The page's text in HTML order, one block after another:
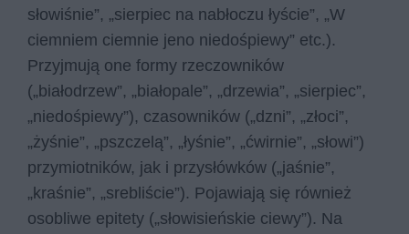
słowiśnie”, „sierpiec na nabłoczu łyście”, „W
ciemniem ciemnie jeno niedośpiewy” etc.).
Przyjmują one formy rzeczowników
(„białodrzew”, „białopale”, „drzewia”, „sierpiec”,
„niedośpiewy”), czasowników („dzni”, „złoci”,
„żyśnie”, „pszczelą”, „łyśnie”, „ćwirnie”, „słowi”)
przymiotników, jak i przysłówków („jaśnie”,
„kraśnie”, „srebliście”). Pojawiają się również
osobliwe epitety („słowisieńskie ciewy”). Na